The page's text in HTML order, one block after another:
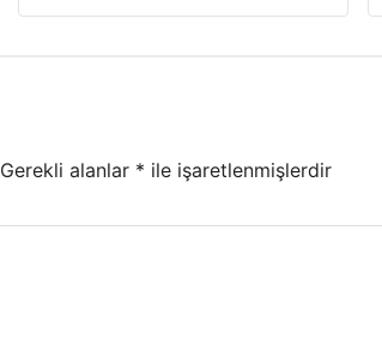
Gerekli alanlar * ile işaretlenmişlerdir